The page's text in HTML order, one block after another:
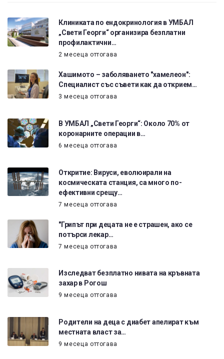
Клиниката по ендокринология в УМБАЛ
„Свети Георги“ организира безплатни
профилактични…
2 месеца оттогава
Хашимото – заболяването "хамелеон":
Специалист със съвети как да открием…
3 месеца оттогава
В УМБАЛ „Свети Георги“: Около 70% от
коронарните операции в…
6 месеца оттогава
Откритие: Вируси, еволюирали на
космическата станция, са много по-
ефективни срещу…
7 месеца оттогава
"Грипът при децата не е страшен, ако се
потърси лекар…
7 месеца оттогава
Изследват безплатно нивата на кръвната
захар в Рогош
9 месеца оттогава
Родители на деца с диабет апелират към
местната власт за…
9 месеца оттогава